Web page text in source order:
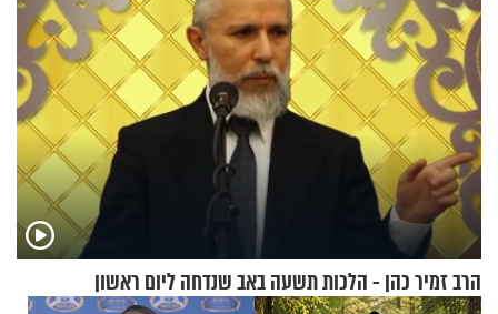
הרב זמיר כהן - הלכות תשעה באב שנדחה ליום ראשון